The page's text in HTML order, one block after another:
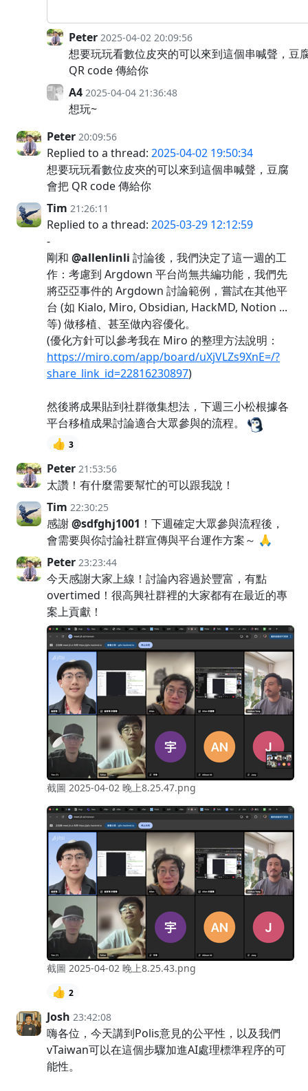
Peter 2025-04-02 20:09:56
想要玩玩看數位皮夾的可以來到這個串喊聲，豆
QR code 傳給你
A4 2025-04-04 21:36:48
想玩~
Peter 20:09:56
Replied to a thread: 2025-04-02 19:50:34
想要玩玩看數位皮夾的可以來到這個串喊聲，豆腐
會把 QR code 傳給你
Tim 21:26:11
Replied to a thread: 2025-03-29 12:12:59
-
剛和 @allenlinli 討論後，我們決定了這一週的工
作：考慮到 Argdown 平台尚無共編功能，我們先
將亞亞事件的 Argdown 討論範例，嘗試在其他平
台 (如 Kialo, Miro, Obsidian, HackMD, Notion ...
等) 做移植、甚至做內容優化。
(優化方針可以參考我在 Miro 的整理方法說明：
https://miro.com/app/board/uXjVLZs9XnE=/?
share_link_id=22816230897)
然後將成果貼到社群徵集想法，下週三小松根據各
平台移植成果討論適合大眾參與的流程。
👍 3
Peter 21:53:56
太讚！有什麼需要幫忙的可以跟我說！
Tim 22:30:25
感謝@sdfghj1001 ！下週確定大眾參與流程後，
會需要與你討論社群宣傳與平台運作方案～ 🙏
Peter 23:23:44
今天感謝大家上線！討論內容過於豐富，有點
overtimed！很高興社群裡的大家都有在最近的專
案上貢獻！
截圖 2025-04-02 晚上8.25.47.png
截圖 2025-04-02 晚上8.25.43.png
👍 2
Josh 23:42:08
嗨各位，今天講到Polis意見的公平性，以及我們
vTaiwan可以在這個步驟加進AI處理標準程序的可
能性。